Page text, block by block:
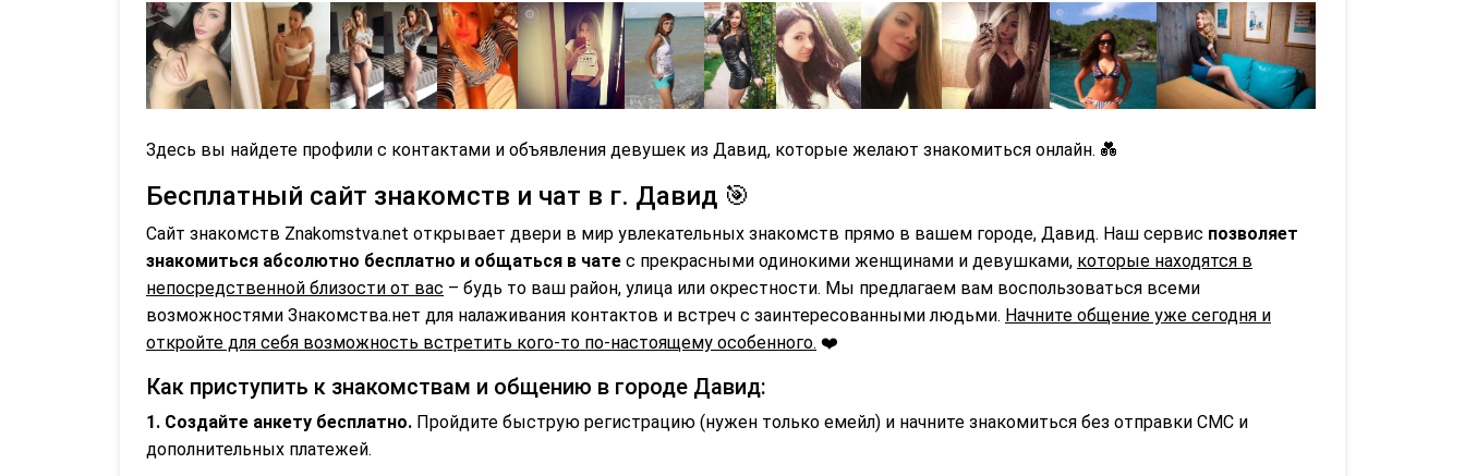
Здесь вы найдете профили с контактами и объявления девушек из Давид, которые желают знакомиться онлайн. 💑
Бесплатный сайт знакомств и чат в г. Давид 🎯
Сайт знакомств Znakomstva.net открывает двери в мир увлекательных знакомств прямо в вашем городе, Давид. Наш сервис позволяет
знакомиться абсолютно бесплатно и общаться в чате с прекрасными одинокими женщинами и девушками, которые находятся в
непосредственной близости от вас – будь то ваш район, улица или окрестности. Мы предлагаем вам воспользоваться всеми
возможностями Знакомства.нет для налаживания контактов и встреч с заинтересованными людьми. Начните общение уже сегодня и
откройте для себя возможность встретить кого-то по-настоящему особенного. ❤️
Как приступить к знакомствам и общению в городе Давид:
1. Создайте анкету бесплатно. Пройдите быструю регистрацию (нужен только емейл) и начните знакомиться без отправки СМС и
дополнительных платежей.